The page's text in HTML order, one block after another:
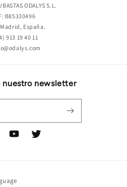
ODALYS S.L.
B85330496
España.
913 19 40 11
nuestro newsletter
YouTubeTwitter